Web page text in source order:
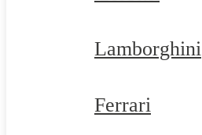
Lamborghini
Ferrari